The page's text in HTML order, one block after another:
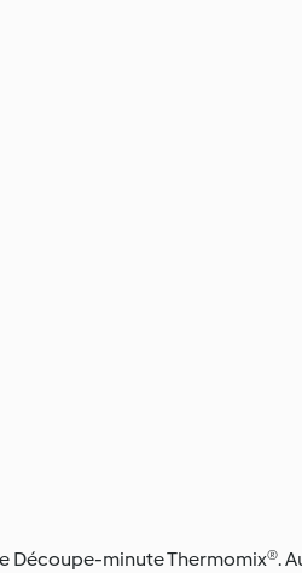
Découpe-minute Thermomix®.